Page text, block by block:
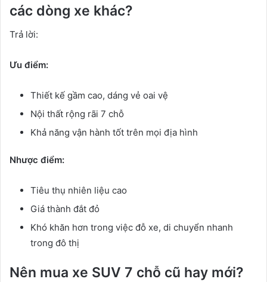
các dòng xe khác?
Trả lời:
Ưu điểm:
Thiết kế gầm cao, dáng vẻ oai vệ
Nội thất rộng rãi 7 chỗ
Khả năng vận hành tốt trên mọi địa hình
Nhược điểm:
Tiêu thụ nhiên liệu cao
Giá thành đắt đỏ
Khó khăn hơn trong việc đỗ xe, di chuyển nhanh
trong đô thị
Nên mua xe SUV 7 chỗ cũ hay mới?